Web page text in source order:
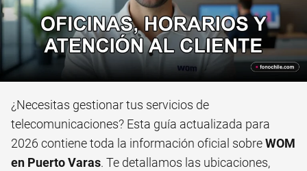
¿Necesitas gestionar tus servicios de
telecomunicaciones? Esta guía actualizada para
2026 contiene toda la información oficial sobreWOM
en Puerto Varas. Te detallamos las ubicaciones,